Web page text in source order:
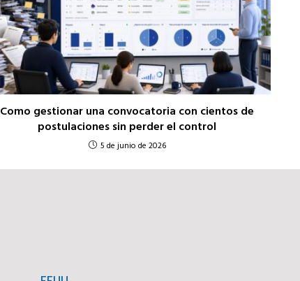
Como gestionar una convocatoria con cientos de
postulaciones sin perder el control
5 de junio de 2026